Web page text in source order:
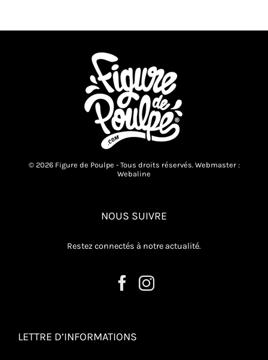
© 2026 Figure de Poulpe - Tous droits réservés. Webmaster :
Webaline
NOUS SUIVRE
Restez connectés à notre actualité.
LETTRE D’INFORMATIONS